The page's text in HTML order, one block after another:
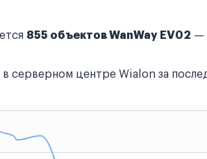
855 объектов WanWay EV02 —
серверном центре Wialon за